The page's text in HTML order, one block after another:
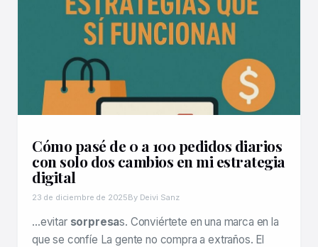
Cómo pasé de 0 a 100 pedidos diarios
con solo dos cambios en mi estrategia
digital
23 de diciembre de 2025By Deivi Sanz
…evitar sorpresas. Conviértete en una marca en la
que se confíe La gente no compra a extraños. El